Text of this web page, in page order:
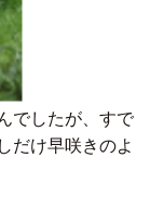
でしたが、すで
だけ早咲きのよ